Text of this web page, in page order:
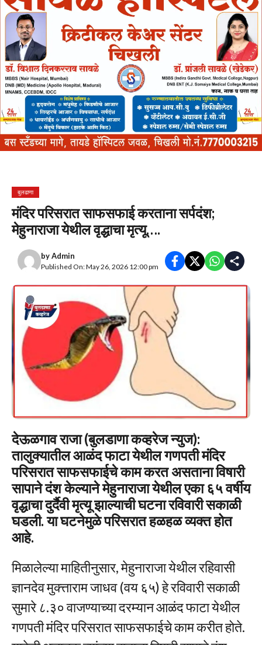
बुलढाणा
मंदिर परिसरात साफसफाई करताना सर्पदंश;
मेहुनाराजा येथील वृद्धाचा मृत्यू….
byAdmin
Published On: May 26, 2026 12:00 pm
देऊळगाव राजा (बुलडाणा कव्हरेज न्युज):
तालुक्यातील आळंद फाटा येथील गणपती मंदिर
परिसरात साफसफाईचे काम करत असताना विषारी
सापाने दंश केल्याने मेहुनाराजा येथील एका ६५ वर्षीय
वृद्धाचा दुर्दैवी मृत्यू झाल्याची घटना रविवारी सकाळी
घडली. या घटनेमुळे परिसरात हळहळ व्यक्त होत
आहे.
मिळालेल्या माहितीनुसार, मेहुनाराजा येथील रहिवासी
ज्ञानदेव मुक्त्ताराम जाधव (वय ६५) हे रविवारी सकाळी
सुमारे ८.३० वाजण्याच्या दरम्यान आळंद फाटा येथील
गणपती मंदिर परिसरात साफसफाईचे काम करीत होते.